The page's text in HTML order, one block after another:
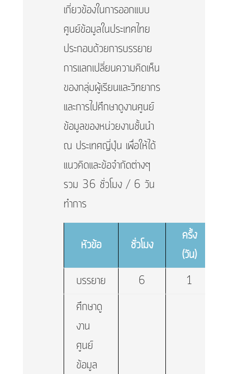
เกี่ยวข้องในการออกแบบ
ศูนย์ข้อมูลในประเทศไทย
ประกอบด้วยการบรรยาย
การแลกเปลี่ยนความคิดเห็น
ของกลุ่มผู้เรียนและวิทยากร
และการไปศึกษาดูงานศูนย์
ข้อมูลของหน่วยงานชั้นนำ
ณ ประเทศญี่ปุ่น เพื่อให้ได้
แนวคิดและข้อจำกัดต่างๆ
รวม 36 ชั่วโมง / 6 วัน
ทำการ
หัวข้อ ชั่วโมง
ครั้ง
(วัน)
บรรยาย
6
1
ศึกษาดู
งาน
ศูนย์
ข้อมูล